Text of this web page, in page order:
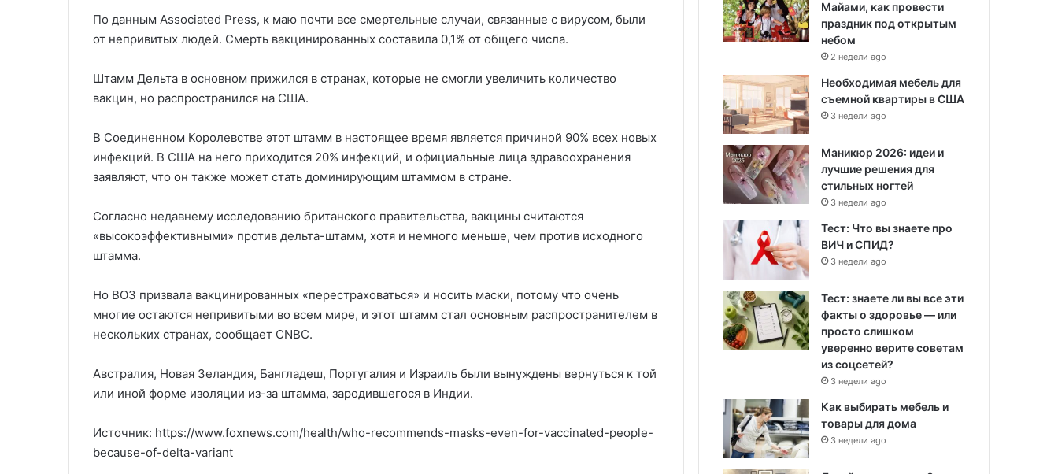
По данным Associated Press, к маю почти все смертельные случаи, связанные с вирусом, были
от непривитых людей. Смерть вакцинированных составила 0,1% от общего числа.
Штамм Дельта в основном прижился в странах, которые не смогли увеличить количество
вакцин, но распространился на США.
В Соединенном Королевстве этот штамм в настоящее время является причиной 90% всех новых
инфекций. В США на него приходится 20% инфекций, и официальные лица здравоохранения
заявляют, что он также может стать доминирующим штаммом в стране.
Согласно недавнему исследованию британского правительства, вакцины считаются
«высокоэффективными» против дельта-штамм, хотя и немного меньше, чем против исходного
штамма.
Но ВОЗ призвала вакцинированных «перестраховаться» и носить маски, потому что очень
многие остаются непривитыми во всем мире, и этот штамм стал основным распространителем в
нескольких странах, сообщает CNBC.
Австралия, Новая Зеландия, Бангладеш, Португалия и Израиль были вынуждены вернуться к той
или иной форме изоляции из-за штамма, зародившегося в Индии.
Источник: https://www.foxnews.com/health/who-recommends-masks-even-for-vaccinated-people-
because-of-delta-variant
Америка имеет огромный избыток
Майами, как провести
праздник под открытым
небом
2 недели ago
Необходимая мебель для
съемной квартиры в США
3 недели ago
Маникюр 2026: идеи и
лучшие решения для
стильных ногтей
3 недели ago
Тест: Что вы знаете про
ВИЧ и СПИД?
3 недели ago
Тест: знаете ли вы все эти
факты о здоровье — или
просто слишком
уверенно верите советам
из соцсетей?
3 недели ago
Как выбирать мебель и
товары для дома
3 недели ago